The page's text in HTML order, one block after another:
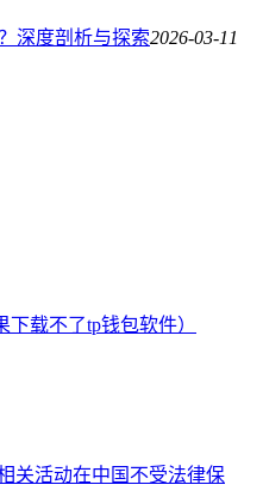
深度剖析与探索2026-03-11
载不了tp钱包软件）
关活动在中国不受法律保